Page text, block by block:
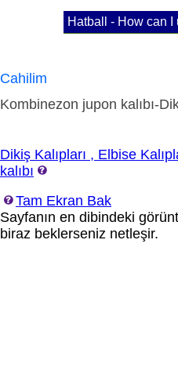
Hatball - How can I
Cahilim
Kombinezon jupon kalıbı-
Dikiş Kalıpları , Elbise
kalıbı
Tam Ekran Bak
Sayfanın en dibindeki
biraz beklerseniz netleşir.